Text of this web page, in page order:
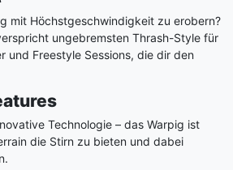
mit Höchstgeschwindigkeit zu erobern?
ungebremsten Thrash-Style für
und Freestyle Sessions, die dir den
Technologie – das Warpig ist
die Stirn zu bieten und dabei